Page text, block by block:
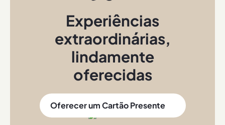
Experiências
extraordinárias,
lindamente
oferecidas
Oferecer um Cartão Presente